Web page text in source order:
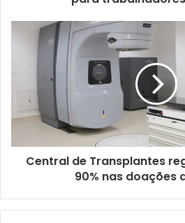
Central de Transplantes
90% nas doações